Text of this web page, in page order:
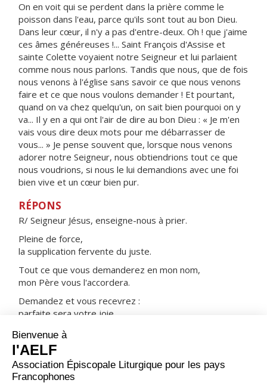
On en voit qui se perdent dans la prière comme le
poisson dans l'eau, parce qu'ils sont tout au bon Dieu.
Dans leur cœur, il n'y a pas d'entre-deux. Oh ! que j'aime
ces âmes généreuses !... Saint François d'Assise et
sainte Colette voyaient notre Seigneur et lui parlaient
comme nous nous parlons. Tandis que nous, que de fois
nous venons à l'église sans savoir ce que nous venons
faire et ce que nous voulons demander ! Et pourtant,
quand on va chez quelqu'un, on sait bien pourquoi on y
va... Il y en a qui ont l'air de dire au bon Dieu : « Je m'en
vais vous dire deux mots pour me débarrasser de
vous... » Je pense souvent que, lorsque nous venons
adorer notre Seigneur, nous obtiendrions tout ce que
nous voudrions, si nous le lui demandions avec une foi
bien vive et un cœur bien pur.
RÉPONS
R/ Seigneur Jésus, enseigne-nous à prier.
Pleine de force,
la supplication fervente du juste.
Tout ce que vous demanderez en mon nom,
mon Père vous l'accordera.
Demandez et vous recevrez :
parfaite sera votre joie.
ORAISON
Dieu de puissance et de bonté, tu as fait de saint Jean-
Marie Vianney, un prêtre admirable, passionnément
dévoué à son ministère ; accorde-nous, par sa prière et